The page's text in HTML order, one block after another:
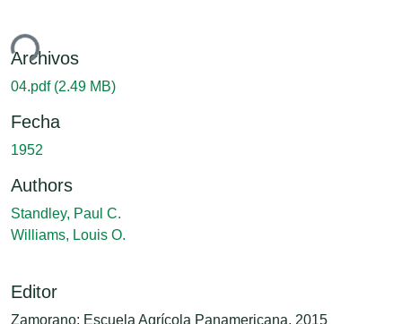
Archivos
04.pdf (2.49 MB)
Fecha
1952
Authors
Standley, Paul C.
Williams, Louis O.
Editor
Zamorano: Escuela Agrícola Panamericana, 2015